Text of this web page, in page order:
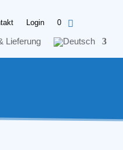
Login 0
Lieferung